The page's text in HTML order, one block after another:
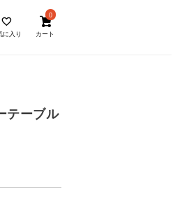
に入り
0
カート
テーブル